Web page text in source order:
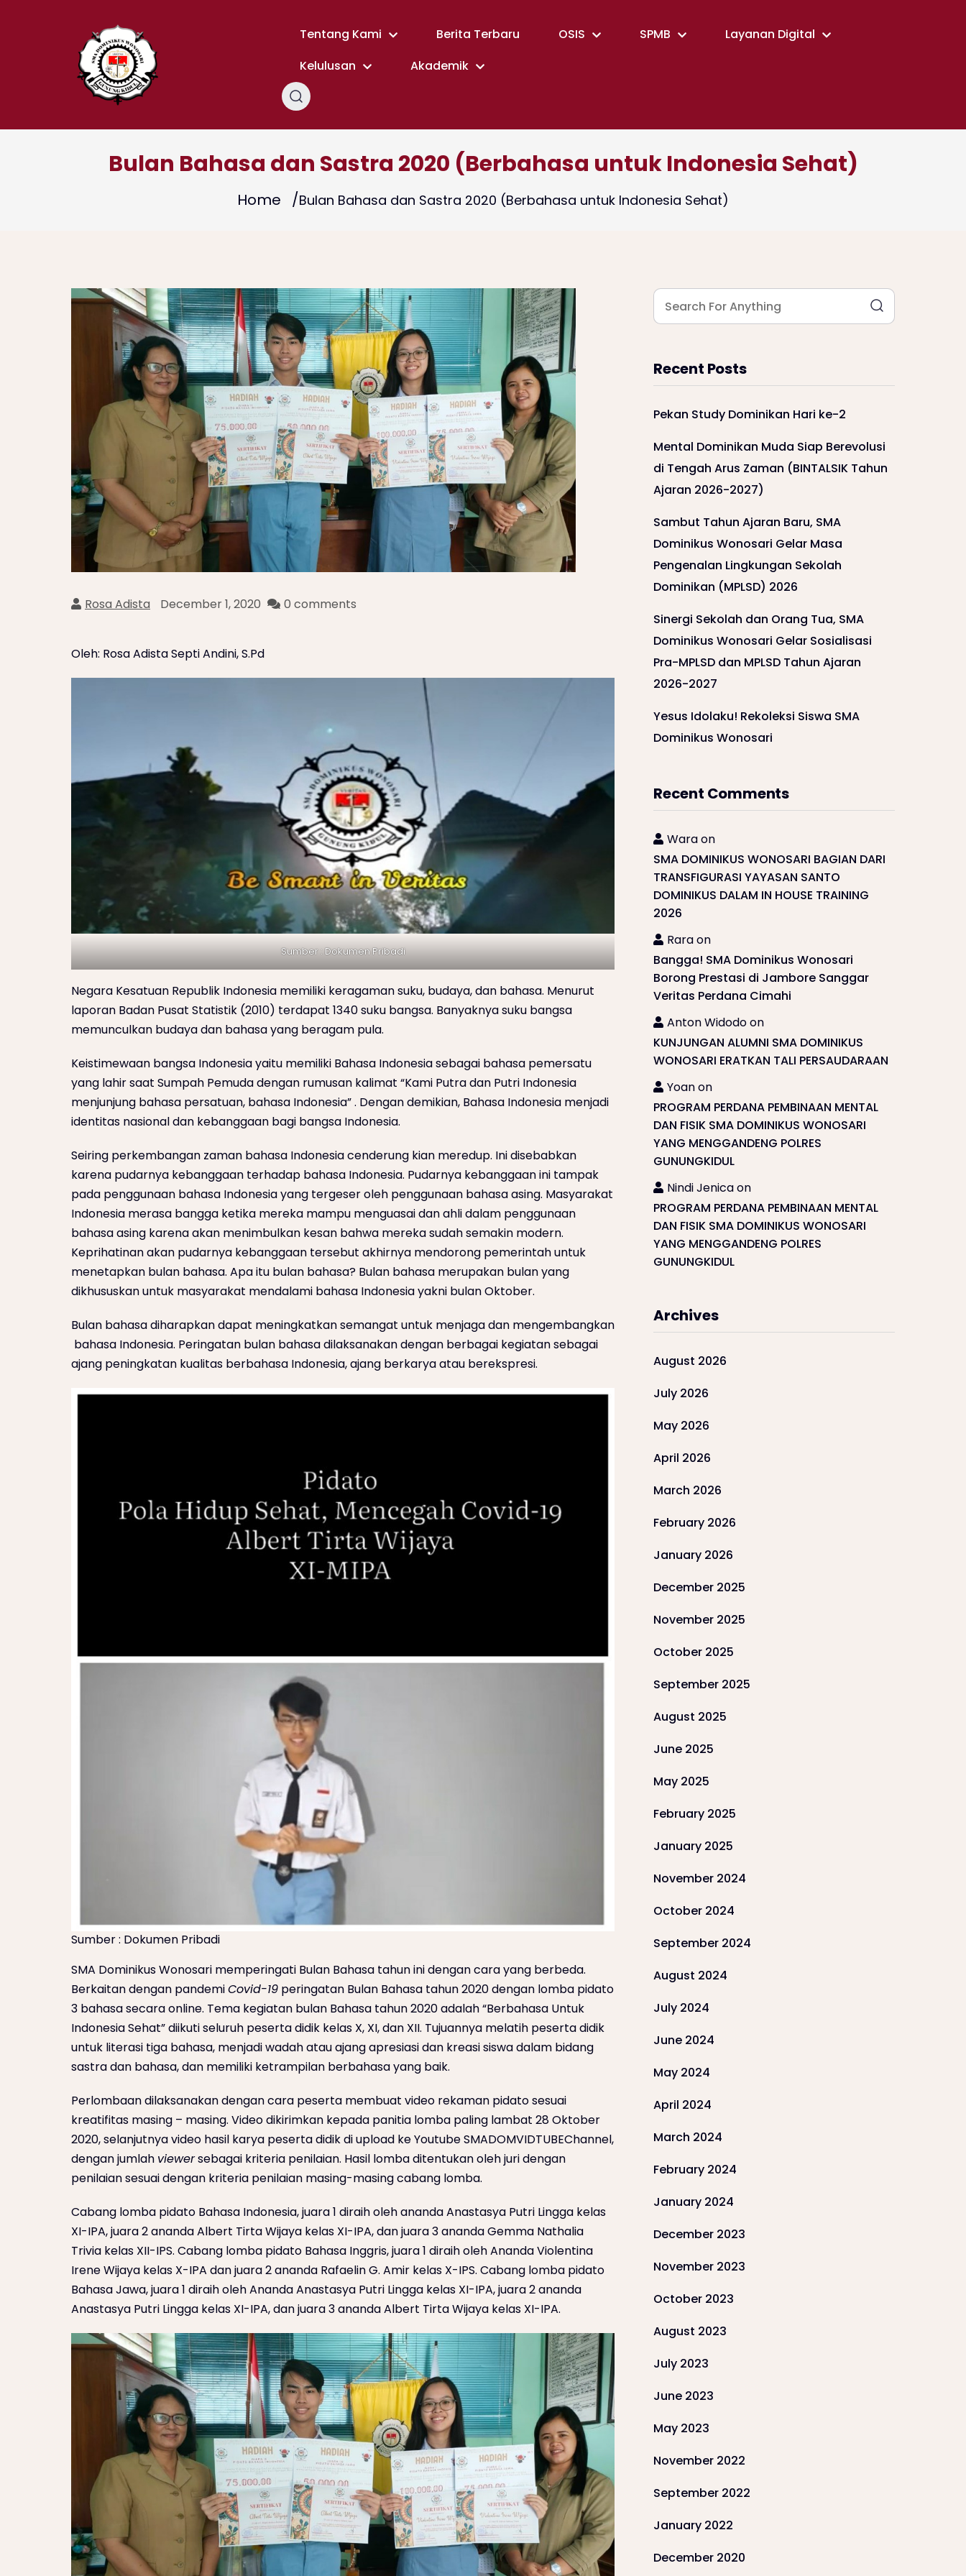
Tentang Kami Berita Terbaru OSIS SPMB
Layanan Digital
Kelulusan
Akademik
Bulan Bahasa dan Sastra 2020 (Berbahasa untuk Indonesia Sehat)
Home Bulan Bahasa dan Sastra 2020 (Berbahasa untuk Indonesia Sehat)
Rosa Adista December 1, 2020 0 comments
Oleh: Rosa Adista Septi Andini, S.Pd
Sumber : Dokumen Pribadi
Negara Kesatuan Republik Indonesia memiliki keragaman suku, budaya, dan bahasa. Menurut
laporan Badan Pusat Statistik (2010) terdapat 1340 suku bangsa. Banyaknya suku bangsa
memunculkan budaya dan bahasa yang beragam pula.
Keistimewaan bangsa Indonesia yaitu memiliki Bahasa Indonesia sebagai bahasa pemersatu
yang lahir saat Sumpah Pemuda dengan rumusan kalimat “Kami Putra dan Putri Indonesia
menjunjung bahasa persatuan, bahasa Indonesia” . Dengan demikian, Bahasa Indonesia menjadi
identitas nasional dan kebanggaan bagi bangsa Indonesia.
Seiring perkembangan zaman bahasa Indonesia cenderung kian meredup. Ini disebabkan
karena pudarnya kebanggaan terhadap bahasa Indonesia. Pudarnya kebanggaan ini tampak
pada penggunaan bahasa Indonesia yang tergeser oleh penggunaan bahasa asing. Masyarakat
Indonesia merasa bangga ketika mereka mampu menguasai dan ahli dalam penggunaan
bahasa asing karena akan menimbulkan kesan bahwa mereka sudah semakin modern.
Keprihatinan akan pudarnya kebanggaan tersebut akhirnya mendorong pemerintah untuk
menetapkan bulan bahasa. Apa itu bulan bahasa? Bulan bahasa merupakan bulan yang
dikhususkan untuk masyarakat mendalami bahasa Indonesia yakni bulan Oktober.
Bulan bahasa diharapkan dapat meningkatkan semangat untuk menjaga dan mengembangkan
bahasa Indonesia. Peringatan bulan bahasa dilaksanakan dengan berbagai kegiatan sebagai
ajang peningkatan kualitas berbahasa Indonesia, ajang berkarya atau berekspresi.
Sumber : Dokumen Pribadi
SMA Dominikus Wonosari memperingati Bulan Bahasa tahun ini dengan cara yang berbeda.
Berkaitan dengan pandemiCovid-19 peringatan Bulan Bahasa tahun 2020 dengan lomba pidato
3 bahasa secara online. Tema kegiatan bulan Bahasa tahun 2020 adalah “Berbahasa Untuk
Indonesia Sehat” diikuti seluruh peserta didik kelas X, XI, dan XII. Tujuannya melatih peserta didik
untuk literasi tiga bahasa, menjadi wadah atau ajang apresiasi dan kreasi siswa dalam bidang
sastra dan bahasa, dan memiliki ketrampilan berbahasa yang baik.
Perlombaan dilaksanakan dengan cara peserta membuat video rekaman pidato sesuai
kreatifitas masing – masing. Video dikirimkan kepada panitia lomba paling lambat 28 Oktober
2020, selanjutnya video hasil karya peserta didik di upload ke Youtube SMADOMVIDTUBEChannel,
dengan jumlah viewersebagai kriteria penilaian. Hasil lomba ditentukan oleh juri dengan
penilaian sesuai dengan kriteria penilaian masing-masing cabang lomba.
Cabang lomba pidato Bahasa Indonesia, juara 1 diraih oleh ananda Anastasya Putri Lingga kelas
XI-IPA, juara 2 ananda Albert Tirta Wijaya kelas XI-IPA, dan juara 3 ananda Gemma Nathalia
Trivia kelas XII-IPS. Cabang lomba pidato Bahasa Inggris, juara 1 diraih oleh Ananda Violentina
Irene Wijaya kelas X-IPA dan juara 2 ananda Rafaelin G. Amir kelas X-IPS. Cabang lomba pidato
Bahasa Jawa, juara 1 diraih oleh Ananda Anastasya Putri Lingga kelas XI-IPA, juara 2 ananda
Anastasya Putri Lingga kelas XI-IPA, dan juara 3 ananda Albert Tirta Wijaya kelas XI-IPA.
Recent Posts
Pekan Study Dominikan Hari ke-2
Mental Dominikan Muda Siap Berevolusi
di Tengah Arus Zaman (BINTALSIK Tahun
Ajaran 2026-2027)
Sambut Tahun Ajaran Baru, SMA
Dominikus Wonosari Gelar Masa
Pengenalan Lingkungan Sekolah
Dominikan (MPLSD) 2026
Sinergi Sekolah dan Orang Tua, SMA
Dominikus Wonosari Gelar Sosialisasi
Pra-MPLSD dan MPLSD Tahun Ajaran
2026-2027
Yesus Idolaku! Rekoleksi Siswa SMA
Dominikus Wonosari
Recent Comments
Waraon
SMA DOMINIKUS WONOSARI BAGIAN DARI
TRANSFIGURASI YAYASAN SANTO
DOMINIKUS DALAM IN HOUSE TRAINING
2026
Raraon
Bangga! SMA Dominikus Wonosari
Borong Prestasi di Jambore Sanggar
Veritas Perdana Cimahi
Anton Widodoon
KUNJUNGAN ALUMNI SMA DOMINIKUS
WONOSARI ERATKAN TALI PERSAUDARAAN
Yoanon
PROGRAM PERDANA PEMBINAAN MENTAL
DAN FISIK SMA DOMINIKUS WONOSARI
YANG MENGGANDENG POLRES
GUNUNGKIDUL
Nindi Jenicaon
PROGRAM PERDANA PEMBINAAN MENTAL
DAN FISIK SMA DOMINIKUS WONOSARI
YANG MENGGANDENG POLRES
GUNUNGKIDUL
Archives
August 2026
July 2026
May 2026
April 2026
March 2026
February 2026
January 2026
December 2025
November 2025
October 2025
September 2025
August 2025
June 2025
May 2025
February 2025
January 2025
November 2024
October 2024
September 2024
August 2024
July 2024
June 2024
May 2024
April 2024
March 2024
February 2024
January 2024
December 2023
November 2023
October 2023
August 2023
July 2023
June 2023
May 2023
November 2022
September 2022
January 2022
December 2020